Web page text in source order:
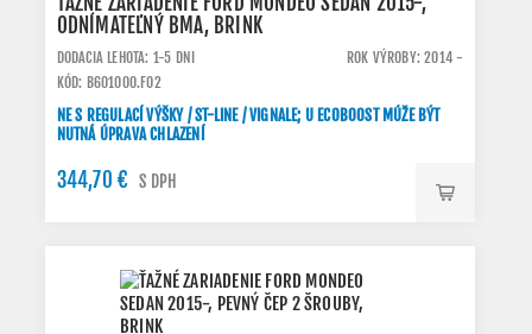
ODNÍMATEĽNÝ BMA, BRINK
DODACIA LEHOTA: 1-5 DNI
ROK VÝROBY: 2014 -
KÓD: B601000.FO2
NE S REGULACÍ VÝŠKY / ST-LINE / VIGNALE; U ECOBOOST MÚŽE BÝT
NUTNÁ ÚPRAVA CHLAZENÍ
344,70 € S DPH